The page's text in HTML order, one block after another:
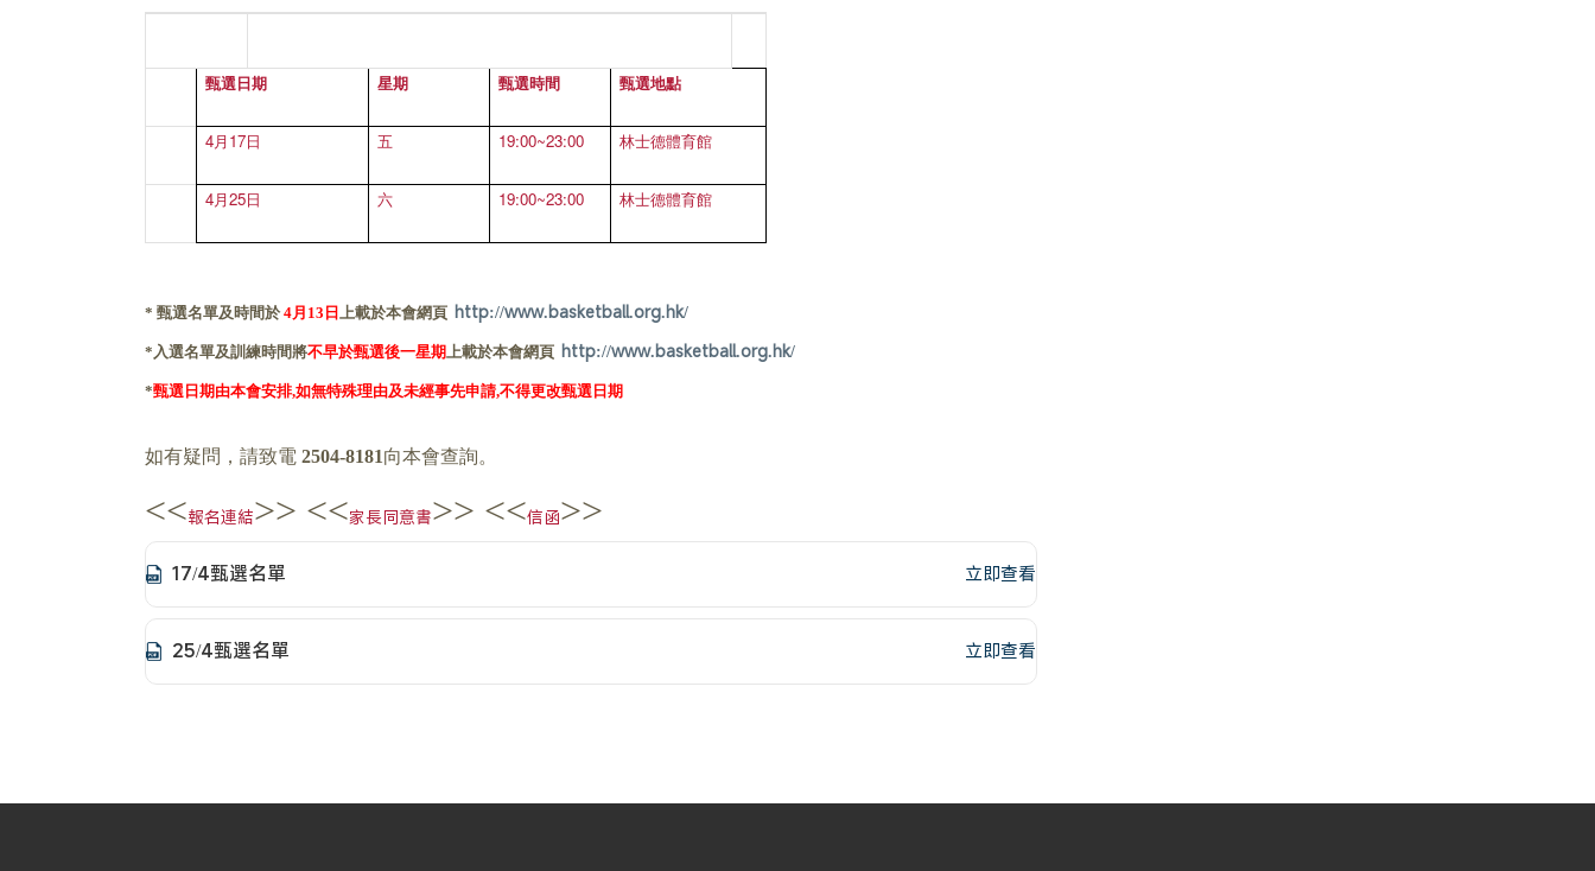
甄選日期 星期 甄選時間 甄選地點
4月17日 五 19:00~23:00 林士德體育館
4月25日 六 19:00~23:00 林士德體育館
* 甄選名單及時間於 4月 13 日 上載於本會網頁 http://www.basketball.org.hk/
* 入選名單及訓練時間將不早於甄選後一星期 上載於本會網頁 http://www.basketball.org.hk/
*甄選日期由本會安排,如無特殊理由及未經事先申請,不得更改甄選日期
如有疑問，請致電 2504-8181向本會查詢。
<<報名連結>> <<家長同意書>> <<信函>>
17/4甄選名單 立即查看
25/4甄選名單 立即查看